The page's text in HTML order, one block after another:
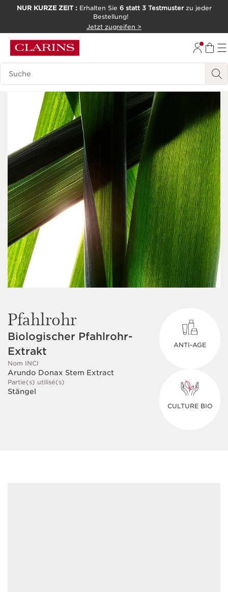
NUR KURZE ZEIT : Erhalten Sie 6 statt 3 Testmusterzu jeder
Bestellung!
Jetzt zugreifen >
Legende suchen
Pfahlrohr
Biologischer Pfahlrohr-
Extrakt
Nom INCI
Arundo Donax Stem Extract
Partie(s) utilisé(s)
Stängel
ANTI-AGE
CULTURE BIO